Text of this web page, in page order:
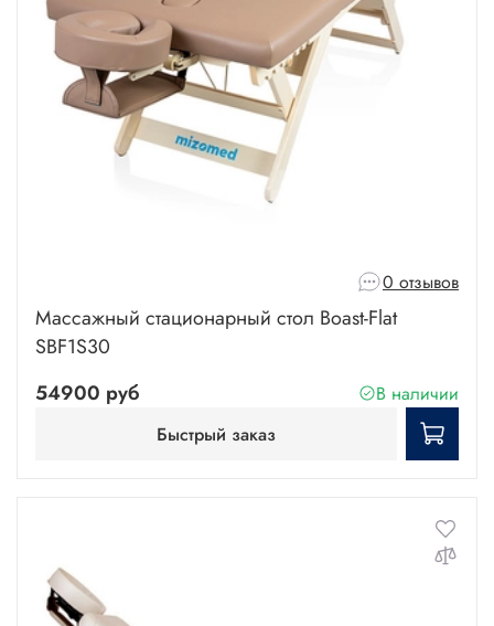
0 отзывов
Массажный стационарный стол Boast-Flat
SBF1S30
54900 руб
В наличии
Быстрый заказ